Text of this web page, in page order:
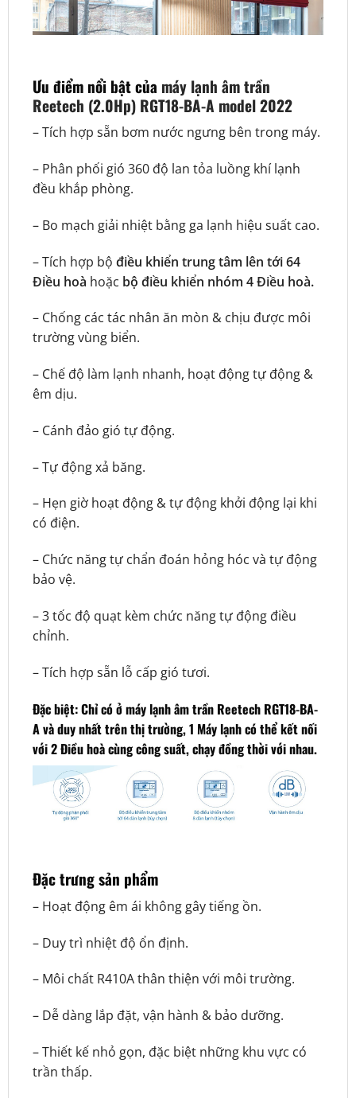
Ưu điểm nổi bật của máy lạnh âm trần
Reetech (2.0Hp) RGT18-BA-A model 2022
– Tích hợp sẵn bơm nước ngưng bên trong máy.
– Phân phối gió 360 độ lan tỏa luồng khí lạnh
đều khắp phòng.
– Bo mạch giải nhiệt bằng ga lạnh hiệu suất cao.
– Tích hợp bộ điều khiển trung tâm lên tới 64
Điều hoà hoặc bộ điều khiển nhóm 4 Điều hoà.
– Chống các tác nhân ăn mòn & chịu được môi
trường vùng biển.
– Chế độ làm lạnh nhanh, hoạt động tự động &
êm dịu.
– Cánh đảo gió tự động.
– Tự động xả băng.
– Hẹn giờ hoạt động & tự động khởi động lại khi
có điện.
– Chức năng tự chẩn đoán hỏng hóc và tự động
bảo vệ.
– 3 tốc độ quạt kèm chức năng tự động điều
chỉnh.
– Tích hợp sẵn lỗ cấp gió tươi.
Đặc biệt: Chỉ có ở máy lạnh âm trần Reetech RGT18-BA-
A và duy nhất trên thị trường, 1 Máy lạnh có thể kết nối
với 2 Điều hoà cùng công suất, chạy đồng thời với nhau.
Đặc trưng sản phẩm
– Hoạt động êm ái không gây tiếng ồn.
– Duy trì nhiệt độ ổn định.
– Môi chất R410A thân thiện với môi trường.
– Dễ dàng lắp đặt, vận hành & bảo dưỡng.
– Thiết kế nhỏ gọn, đặc biệt những khu vực có
trần thấp.